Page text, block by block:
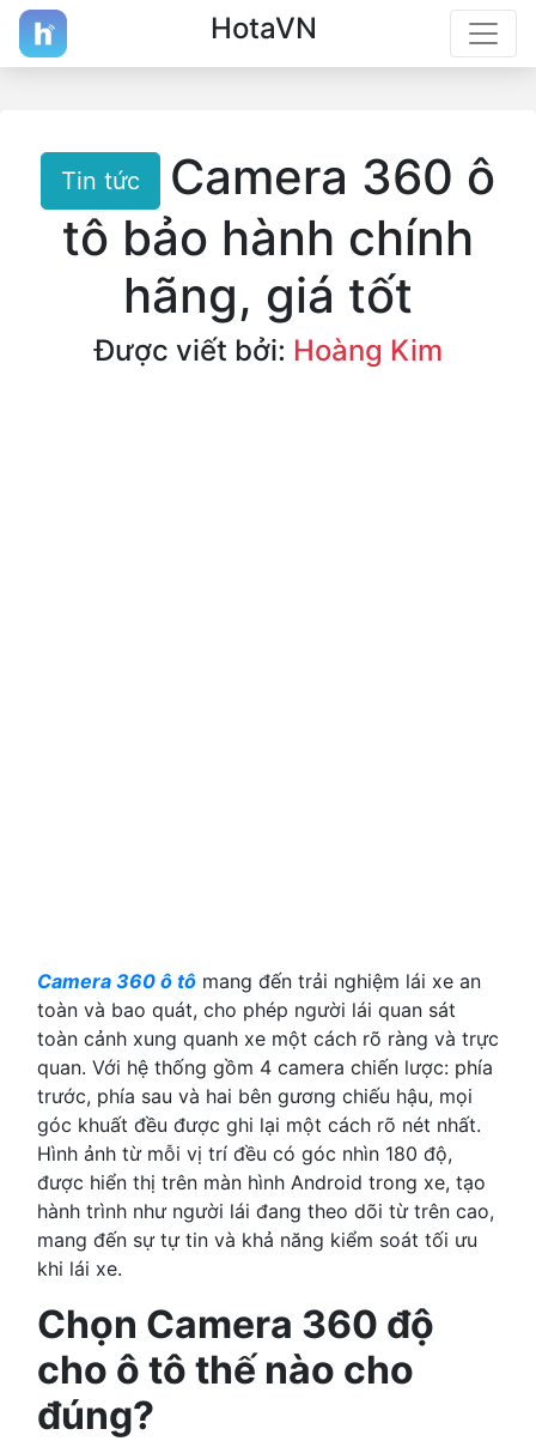
HotaVN
Tin tức
Camera 360 ô
tô bảo hành chính
hãng, giá tốt
Được viết bởi: Hoàng Kim
Camera 360 ô tô mang đến trải nghiệm lái xe an
toàn và bao quát, cho phép người lái quan sát
toàn cảnh xung quanh xe một cách rõ ràng và trực
quan. Với hệ thống gồm 4 camera chiến lược: phía
trước, phía sau và hai bên gương chiếu hậu, mọi
góc khuất đều được ghi lại một cách rõ nét nhất.
Hình ảnh từ mỗi vị trí đều có góc nhìn 180 độ,
được hiển thị trên màn hình Android trong xe, tạo
hành trình như người lái đang theo dõi từ trên cao,
mang đến sự tự tin và khả năng kiểm soát tối ưu
khi lái xe.
Chọn Camera 360 độ
cho ô tô thế nào cho
đúng?